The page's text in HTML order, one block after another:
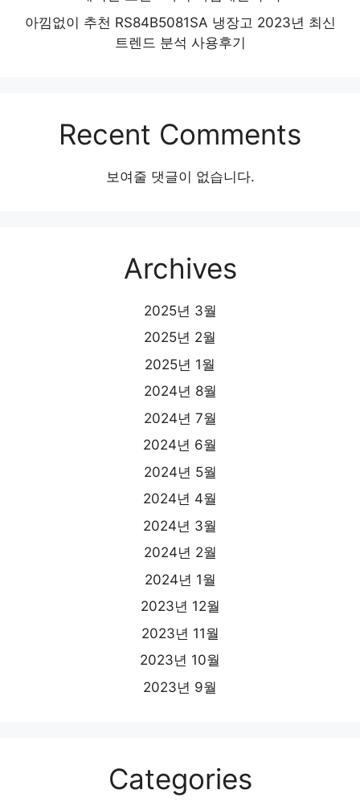
아낌없이 추천 RS84B5081SA 냉장고 2023년 최신
트렌드 분석 사용후기
Recent Comments
보여줄 댓글이 없습니다.
Archives
2025년 3월
2025년 2월
2025년 1월
2024년 8월
2024년 7월
2024년 6월
2024년 5월
2024년 4월
2024년 3월
2024년 2월
2024년 1월
2023년 12월
2023년 11월
2023년 10월
2023년 9월
Categories